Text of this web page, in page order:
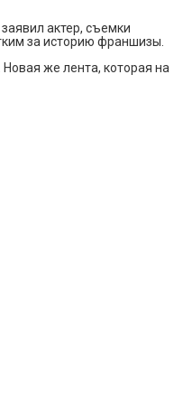
актер, съемки
за историю франшизы.
же лента, которая на